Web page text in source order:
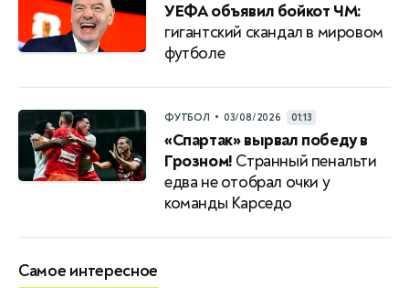
УЕФА объявил бойкот ЧМ:
гигантский скандал в мировом
футболе
ФУТБОЛ • 03/08/2026 01:13
«Спартак» вырвал победу в
Грозном! Странный пенальти
едва не отобрал очки у
команды Карседо
Самое интересное